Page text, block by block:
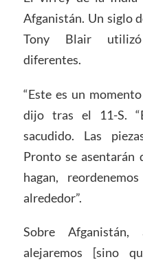
Afganistán. Un siglo
Tony Blair utilizó
diferentes.
“Este es un
dijo tras el 11-S.
sacudido. Las
Pronto se asentarán
hagan,
alrededor”.
Sobre
alejaremos [sino